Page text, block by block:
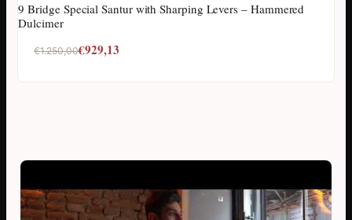
9 Bridge Special Santur with Sharping Levers – Hammered
Dulcimer
€1.250,00
Original €929,13
Current